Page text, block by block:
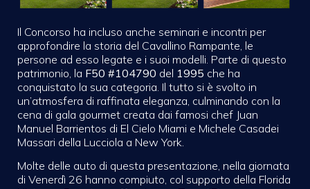
Il Concorso ha incluso anche seminari e incontri per
approfondire la storia del Cavallino Rampante, le
persone ad esso legate e i suoi modelli. Parte di questo
patrimonio, la F50 #104790 del 1995 che ha
conquistato la sua categoria. Il tutto si è svolto in
un’atmosfera di raffinata eleganza, culminando con la
cena di gala gourmet creata dai famosi chef Juan
Manuel Barrientos di El Cielo Miami e Michele Casadei
Massari della Lucciola a New York.
Molte delle auto di questa presentazione, nella giornata
di Venerdì 26 hanno compiuto, col supporto della Florida